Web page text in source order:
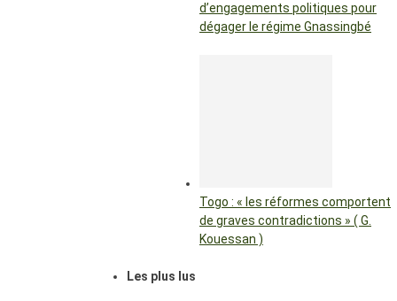
d’engagements politiques pour
dégager le régime Gnassingbé
Togo : « les réformes comportent
de graves contradictions » ( G.
Kouessan )
Les plus lus